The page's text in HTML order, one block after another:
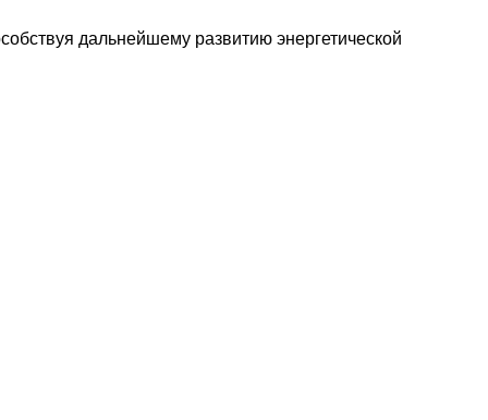
дальнейшему развитию энергетической